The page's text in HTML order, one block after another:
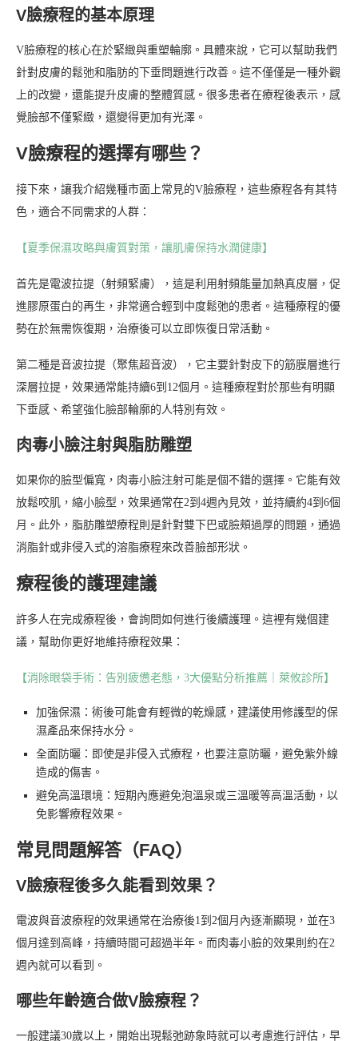
V臉療程的基本原理
V臉療程的核心在於緊緻與重塑輪廓。具體來說，它可以幫助我們
針對皮膚的鬆弛和脂肪的下垂問題進行改善。這不僅僅是一種外觀
上的改變，還能提升皮膚的整體質感。很多患者在療程後表示，感
覺臉部不僅緊緻，還變得更加有光澤。
V臉療程的選擇有哪些？
接下來，讓我介紹幾種市面上常見的V臉療程，這些療程各有其特
色，適合不同需求的人群：
【夏季保濕攻略與膚質對策，讓肌膚保持水潤健康】
首先是電波拉提（射頻緊膚），這是利用射頻能量加熱真皮層，促
進膠原蛋白的再生，非常適合輕到中度鬆弛的患者。這種療程的優
勢在於無需恢復期，治療後可以立即恢復日常活動。
第二種是音波拉提（聚焦超音波），它主要針對皮下的筋膜層進行
深層拉提，效果通常能持續6到12個月。這種療程對於那些有明顯
下垂感、希望強化臉部輪廓的人特別有效。
肉毒小臉注射與脂肪雕塑
如果你的臉型偏寬，肉毒小臉注射可能是個不錯的選擇。它能有效
放鬆咬肌，縮小臉型，效果通常在2到4週內見效，並持續約4到6個
月。此外，脂肪雕塑療程則是針對雙下巴或臉頰過厚的問題，通過
消脂針或非侵入式的溶脂療程來改善臉部形狀。
療程後的護理建議
許多人在完成療程後，會詢問如何進行後續護理。這裡有幾個建
議，幫助你更好地維持療程效果：
【消除眼袋手術：告別疲憊老態，3大優點分析推薦｜萊攸診所】
加強保濕：術後可能會有輕微的乾燥感，建議使用修護型的保
濕產品來保持水分。
全面防曬：即使是非侵入式療程，也要注意防曬，避免紫外線
造成的傷害。
避免高溫環境：短期內應避免泡溫泉或三溫暖等高溫活動，以
免影響療程效果。
常見問題解答（FAQ）
V臉療程後多久能看到效果？
電波與音波療程的效果通常在治療後1到2個月內逐漸顯現，並在3
個月達到高峰，持續時間可超過半年。而肉毒小臉的效果則約在2
週內就可以看到。
哪些年齡適合做V臉療程？
一般建議30歲以上，開始出現鬆弛跡象時就可以考慮進行評估，早